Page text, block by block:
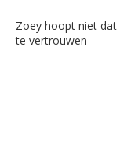
Zoey hoopt niet
te vertrouwen